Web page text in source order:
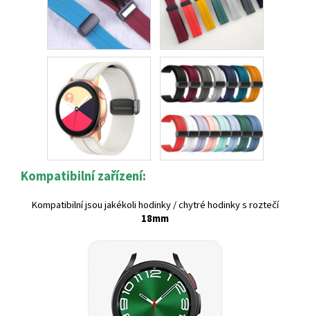
Kompatibilní zařízení:
Kompatibilní jsou jakékoli hodinky / chytré hodinky s roztečí
18mm